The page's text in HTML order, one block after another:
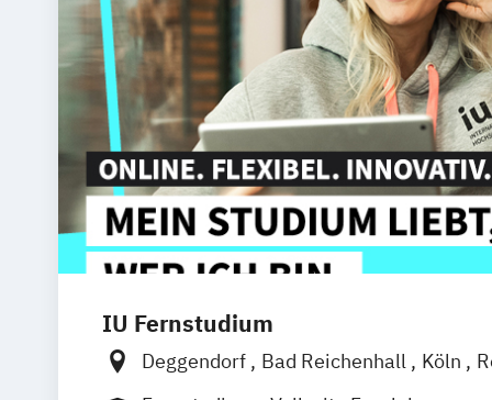
IU Fernstudium
Deggendorf Bad Reichenhall Köln
Kiel
Frankfurt am Main Stuttgart